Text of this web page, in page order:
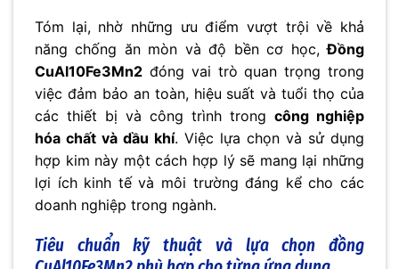
Tóm lại, nhờ những ưu điểm vượt trội về khả
năng chống ăn mòn và độ bền cơ học,Đồng
CuAl10Fe3Mn2 đóng vai trò quan trọng trong
việc đảm bảo an toàn, hiệu suất và tuổi thọ của
các thiết bị và công trình trong công nghiệp
hóa chất và dầu khí. Việc lựa chọn và sử dụng
hợp kim này một cách hợp lý sẽ mang lại những
lợi ích kinh tế và môi trường đáng kể cho các
doanh nghiệp trong ngành.
Tiêu chuẩn kỹ thuật và lựa chọn đồng